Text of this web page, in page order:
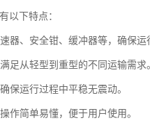
以下特点：
器、安全钳、缓冲器等，确保运
足从轻型到重型的不同运输需求
保运行过程中平稳无震动。
作简单易懂，便于用户使用。